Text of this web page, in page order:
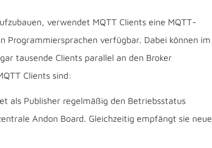
verwendet MQTT Clients eine MQTT-
Programmiersprachen verfügbar. Dabei können im
tausende Clients parallel an den Broker
Clients sind:
als Publisher regelmäßig den Betriebsstatus
Andon Board. Gleichzeitig empfängt sie neue